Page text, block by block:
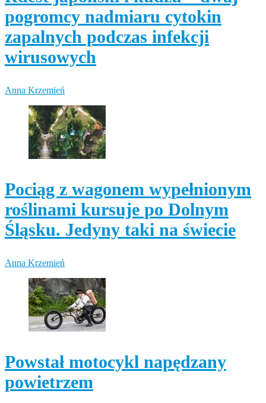
pogromcy nadmiaru cytokin
zapalnych podczas infekcji
wirusowych
Anna Krzemień
Pociąg z wagonem wypełnionym
roślinami kursuje po Dolnym
Śląsku. Jedyny taki na świecie
Anna Krzemień
Powstał motocykl napędzany
powietrzem